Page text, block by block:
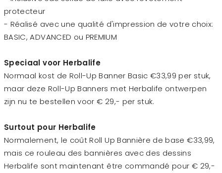
protecteur
- Réalisé avec une qualité d'impression de votre choix:
BASIC, ADVANCED ou PREMIUM
Speciaal voor Herbalife
Normaal kost de Roll-Up Banner Basic €33,99 per stuk,
maar deze Roll-Up Banners met Herbalife ontwerpen
zijn nu te bestellen voor € 29,- per stuk.
Surtout pour Herbalife
Normalement, le coût Roll Up Bannière de base €33,99,
mais ce rouleau des bannières avec des dessins
Herbalife sont maintenant être commandé pour € 29,-